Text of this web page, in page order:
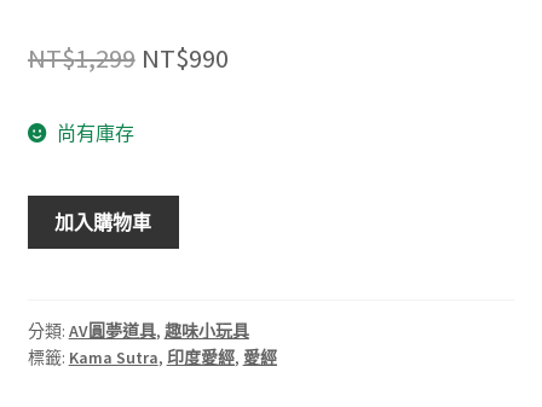
NT$1,299 原
格：
NT$1,299。
NT$990目
尚有庫存
Kama
Sutra
愛
經
加入購物車
分類: AV圓夢道具, 趣味小玩具
標籤: Kama Sutra, 印度愛經, 愛經